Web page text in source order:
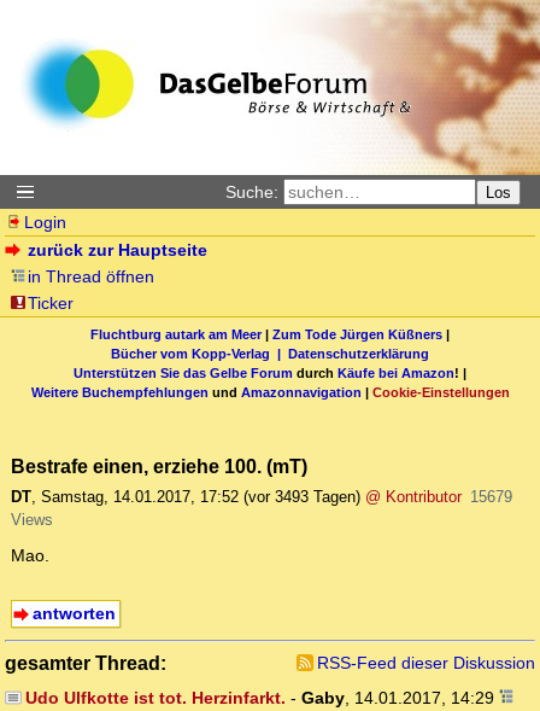
Suche: Los
Login
zurück zur Hauptseite
in Thread öffnen
Ticker
Fluchtburg autark am Meer| Zum Tode Jürgen Küßners |
Bücher vom Kopp-Verlag | Datenschutzerklärung
Unterstützen Sie das Gelbe Forum durch Käufe bei Amazon! |
Weitere Buchempfehlungen und Amazonnavigation | Cookie-Einstellungen
Bestrafe einen, erziehe 100. (mT)
DT, Samstag, 14.01.2017, 17:52 (vor 3493 Tagen) @ Kontributor 15679
Views
Mao.
antworten
gesamter Thread:
RSS-Feed dieser Diskussion
Udo Ulfkotte ist tot. Herzinfarkt. - Gaby, 14.01.2017, 14:29